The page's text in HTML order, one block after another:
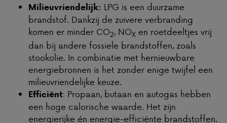
Milieuvriendelijk: LPG is een duurzame
brandstof. Dankzij de zuivere verbranding
komen er minder CO2, NOX en roetdeeltjes vrij
dan bij andere fossiele brandstoffen, zoals
stookolie. In combinatie met hernieuwbare
energiebronnen is het zonder enige twijfel een
milieuvriendelijke keuze.
Efficiënt: Propaan, butaan en autogas hebben
een hoge calorische waarde. Het zijn
energierijke én energie-efficiënte brandstoffen.